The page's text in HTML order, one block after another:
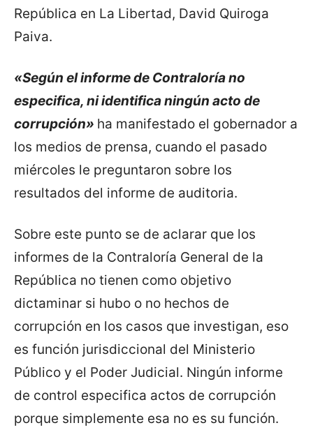
República en La Libertad, David Quiroga
Paiva.
«Según el informe de Contraloría no
especifica, ni identifica ningún acto de
corrupción» ha manifestado el gobernador a
los medios de prensa, cuando el pasado
miércoles le preguntaron sobre los
resultados del informe de auditoria.
Sobre este punto se de aclarar que los
informes de la Contraloría General de la
República no tienen como objetivo
dictaminar si hubo o no hechos de
corrupción en los casos que investigan, eso
es función jurisdiccional del Ministerio
Público y el Poder Judicial. Ningún informe
de control especifica actos de corrupción
porque simplemente esa no es su función.